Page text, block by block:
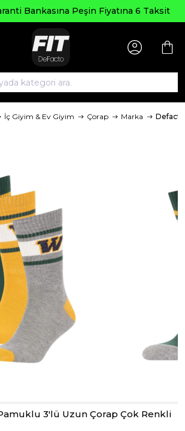
Bankasına Peşin Fiyatına 6 Taksit
İç Giyim & Ev Giyim Çorap Marka Defacto
3'lü Uzun Çorap Çok Renkli